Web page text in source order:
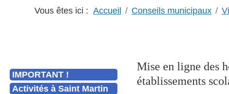
Vous êtes ici : Accueil Conseils municipaux
IMPORTANT !
Activités à Saint Martin
Mise en ligne des
établissements